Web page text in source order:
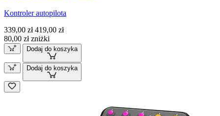
Kontroler autopilota
339,00 zł 419,00 zł
80,00 zł zniżki
Dodaj do koszyka
Dodaj do koszyka